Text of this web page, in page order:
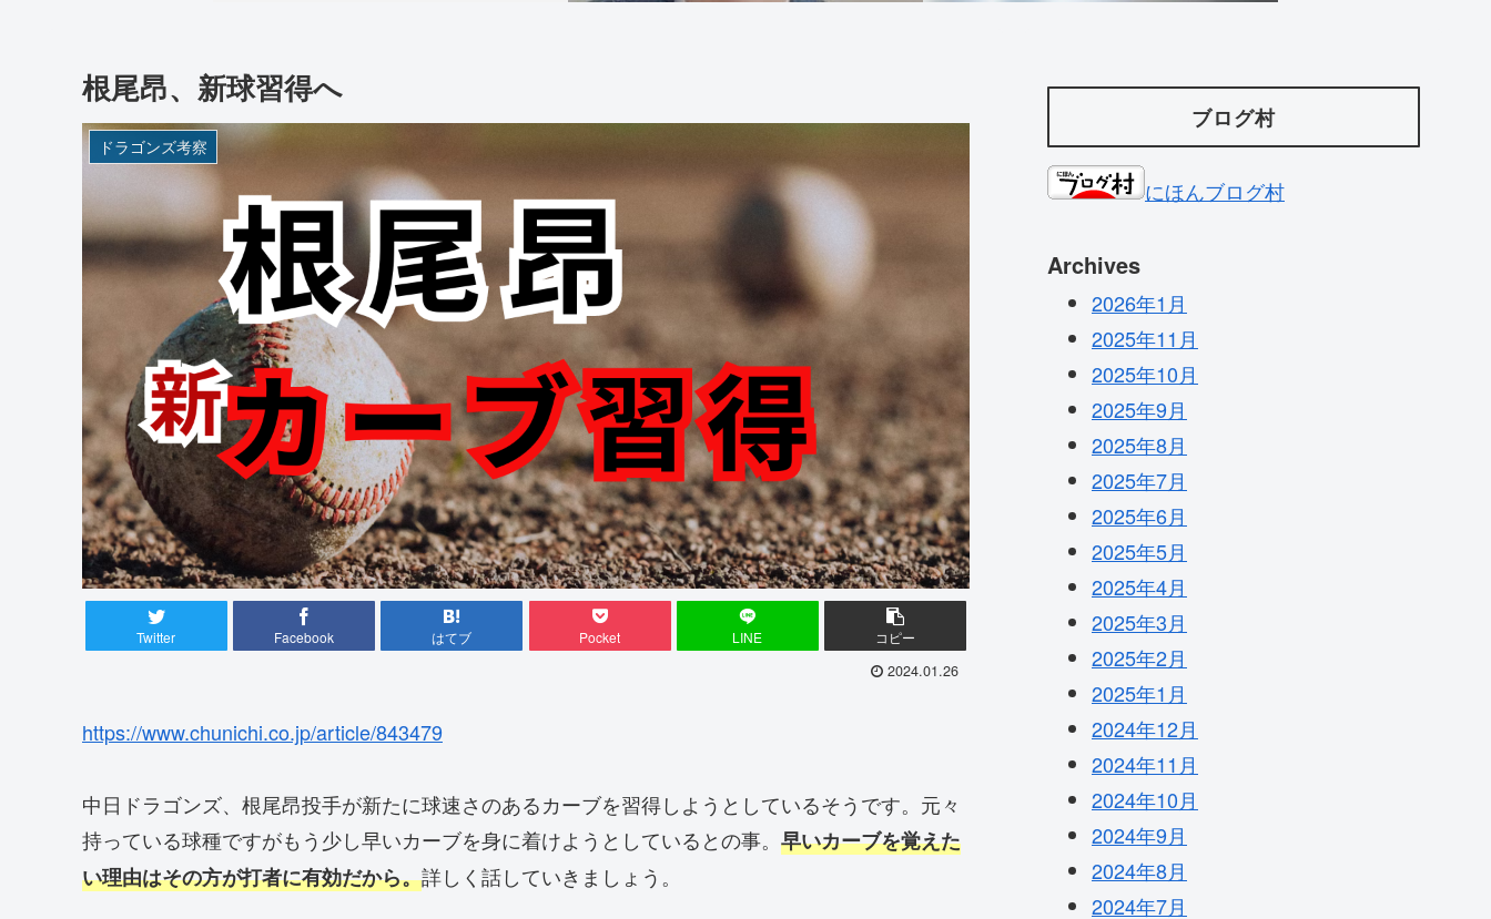
根尾昂、新球習得へ
ドラゴンズ考察
Twitter Facebook はてブ Pocket LINE コピー
2024.01.26
https://www.chunichi.co.jp/article/843479
中日ドラゴンズ、根尾昂投手が新たに球速さのあるカーブを習得しようとしているそうです。元々
持っている球種ですがもう少し早いカーブを身に着けようとしているとの事。 早いカーブを覚えた
い理由はその方が打者に有効だから。詳しく話していきましょう。
ブログ村
にほんブログ村
Archives
2026年1月
2025年11月
2025年10月
2025年9月
2025年8月
2025年7月
2025年6月
2025年5月
2025年4月
2025年3月
2025年2月
2025年1月
2024年12月
2024年11月
2024年10月
2024年9月
2024年8月
2024年7月